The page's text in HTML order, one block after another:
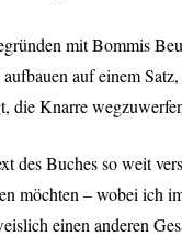
mit Bommis
auf einem
die Knarre
des Buches so weit
möchten – wobei ich
einen anderen